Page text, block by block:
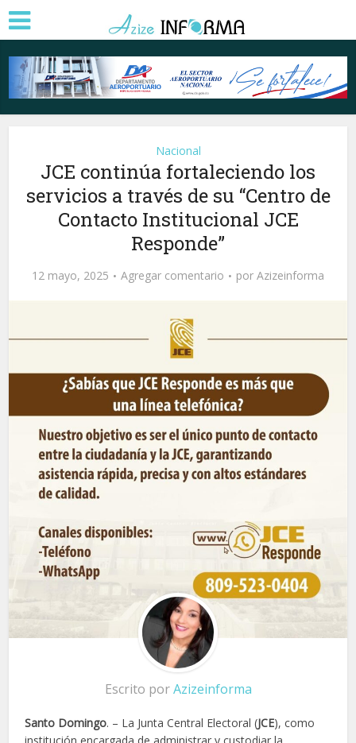
Nacional
JCE continúa fortaleciendo los
servicios a través de su “Centro de
Contacto Institucional JCE
Responde”
12 mayo, 2025 Agregar comentario por Azizeinforma
Escrito porAzizeinforma
Santo Domingo. – La Junta Central Electoral (JCE), como